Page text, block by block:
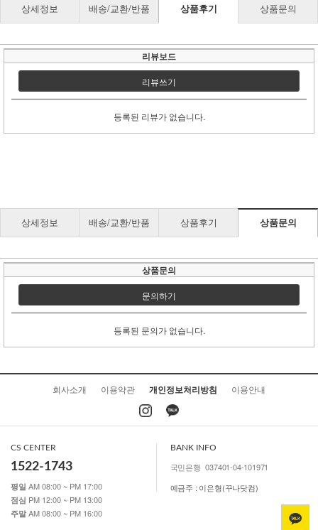
상세정보 배송/교환/반품 상품후기 상품문의
리뷰보드
리뷰쓰기
등록된 리뷰가 없습니다.
상세정보 배송/교환/반품 상품후기 상품문의
상품문의
문의하기
등록된 문의가 없습니다.
회사소개 이용약관 개인정보처리방침 이용안내
CS CENTER
1522-1743
평일 AM 08:00 ~ PM 17:00
점심 PM 12:00 ~ PM 13:00
주말 AM 08:00 ~ PM 16:00
BANK INFO
국민은행 037401-04-101971
예금주 : 이은형(꾸나닷컴)